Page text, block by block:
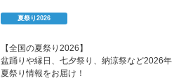
夏祭り2026
【全国の夏祭り2026】
盆踊りや縁日、七夕祭り、納涼祭など2026年
夏祭り情報をお届け！